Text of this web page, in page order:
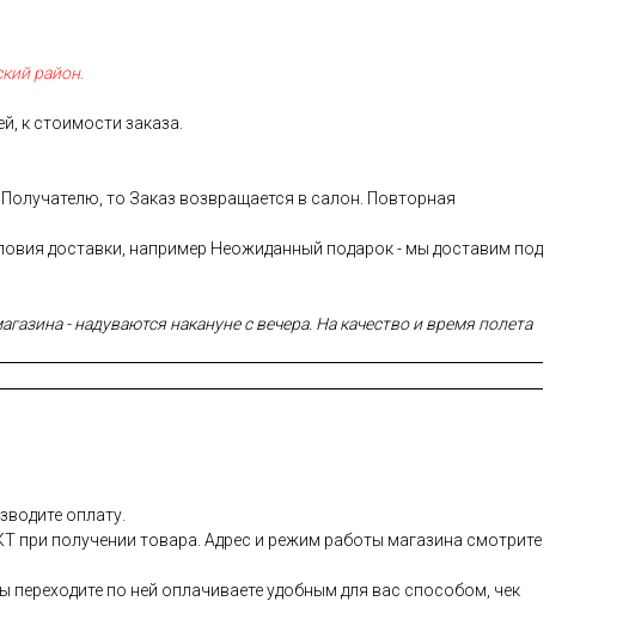
район.
к стоимости заказа.
то Заказ возвращается в салон. Повторная
доставки, например Неожиданный подарок - мы доставим под
- надуваются накануне с вечера. На качество и время полета
оплату.
при получении товара. Адрес и режим работы магазина смотрите
по ней оплачиваете удобным для вас способом, чек